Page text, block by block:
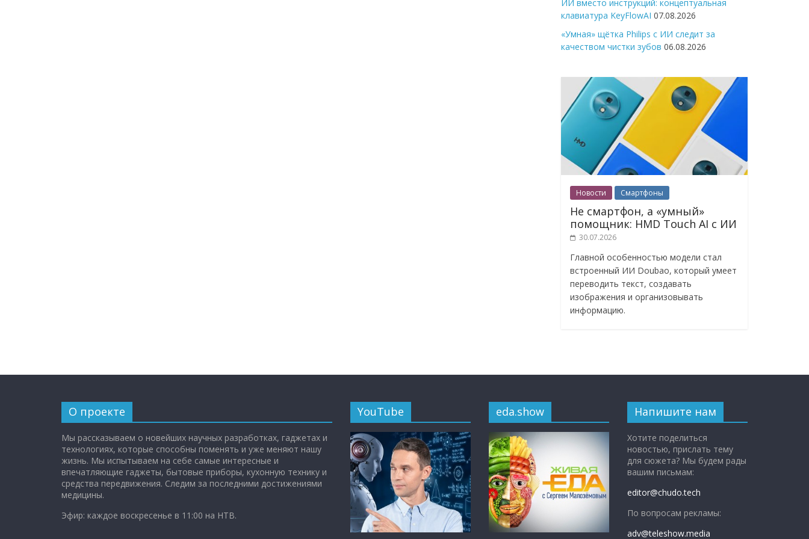
ИИ вместо инструкций: концептуальная
клавиатура KeyFlowAI 07.08.2026
«Умная» щётка Philips с ИИ следит за
качеством чистки зубов 06.08.2026
Новости Смартфоны
Не смартфон, а «умный»
помощник: HMD Touch AI с ИИ
30.07.2026
Главной особенностью модели стал
встроенный ИИ Doubao, который умеет
переводить текст, создавать
изображения и организовывать
информацию.
О проекте
Мы рассказываем о новейших научных разработках, гаджетах и
технологиях, которые способны поменять и уже меняют нашу
жизнь. Мы испытываем на себе самые интересные и
впечатляющие гаджеты, бытовые приборы, кухонную технику и
средства передвижения. Следим за последними достижениями
медицины.
Эфир: каждое воскресенье в 11:00 на НТВ.
YouTube eda.show Напишите нам
Хотите поделиться
новостью, прислать тему
для сюжета? Мы будем рады
вашим письмам:
editor@chudo.tech
По вопросам рекламы:
adv@teleshow.media